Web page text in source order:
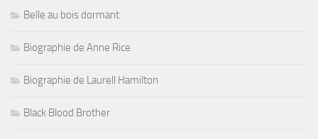
Belle au bois dormant
Biographie de Anne Rice
Biographie de Laurell Hamilton
Black Blood Brother